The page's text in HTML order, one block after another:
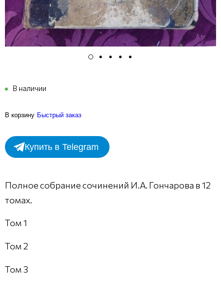
В наличии
В корзину Быстрый заказ
Купить в Telegram
Полное собрание сочинений И.А. Гончарова в 12
томах.
Том 1
Том 2
Том 3